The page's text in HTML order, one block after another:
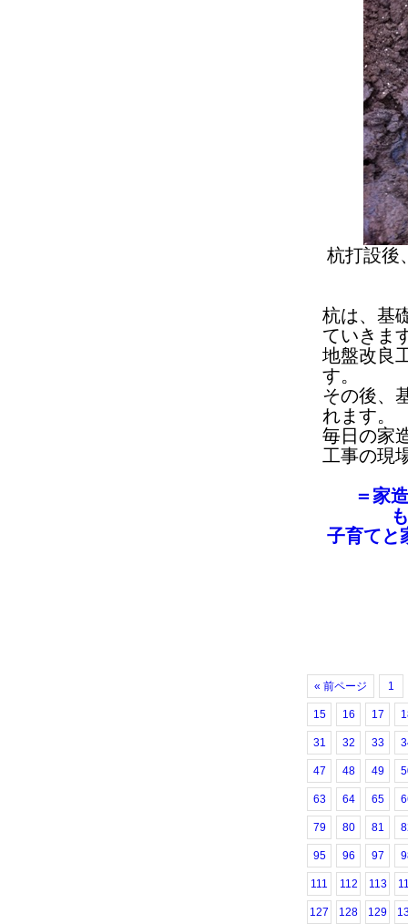
杭打設後
杭は、基
ていきま
地盤改良
す。
その後、
れます。
毎日の家
工事の現
＝家
子育てと
« 前ページ 1
15 16 17
31 32 33
47 48 49
63 64 65
79 80 81
95 96 97
111 112 113
127 128 129